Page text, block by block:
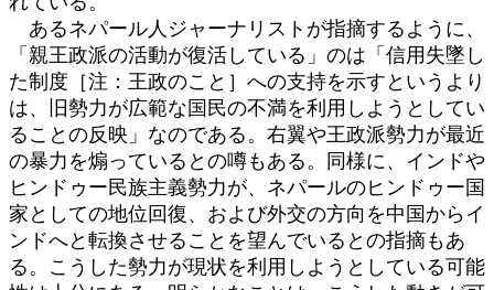
あるネパール人ジャーナリストが指摘するように、
「親王政派の活動が復活している」のは「信用失墜し
た制度［注：王政のこと］への支持を示すというより
は、旧勢力が広範な国民の不満を利用しようとしてい
ることの反映」なのである。右翼や王政派勢力が最近
の暴力を煽っているとの噂もある。同様に、インドや
ヒンドゥー民族主義勢力が、ネパールのヒンドゥー国
家としての地位回復、および外交の方向を中国からイ
ンドへと転換させることを望んでいるとの指摘もあ
る。こうした勢力が現状を利用しようとしている可能